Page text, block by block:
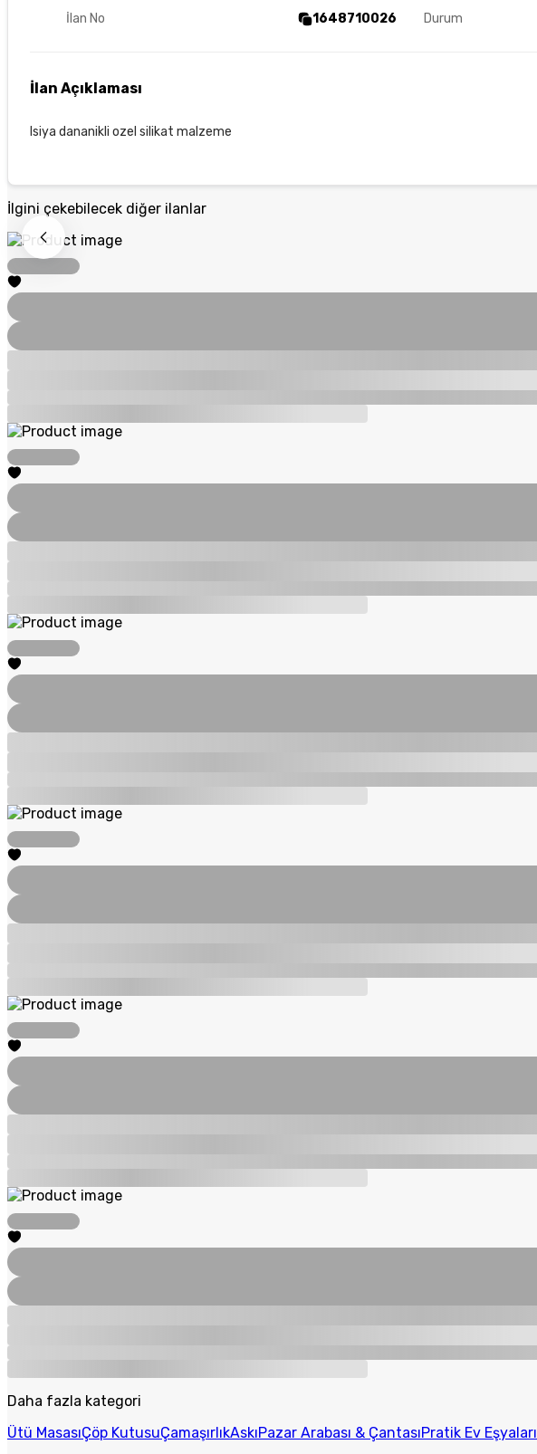
İlan No 1648710026 Durum
İlan Açıklaması
Isiya dananikli ozel silikat malzeme
İlgini çekebilecek diğer ilanlar
Daha fazla kategori
Ütü MasasıÇöp KutusuÇamaşırlıkAskıPazar Arabası & ÇantasıPratik Ev Eşyaları